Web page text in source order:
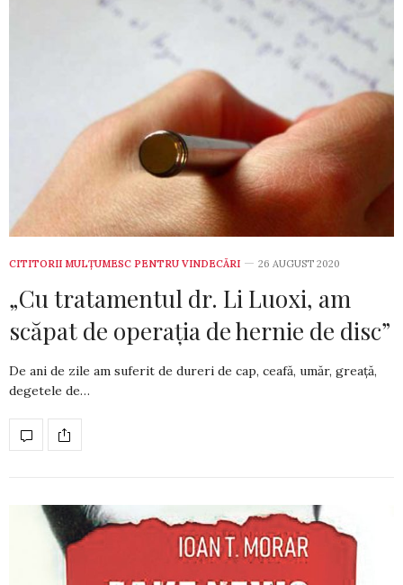
CITITORII MULȚUMESC PENTRU VINDECĂRI 26 AUGUST 2020
„Cu tratamentul dr. Li Luoxi, am
scăpat de operația de hernie de disc”
De ani de zile am suferit de dureri de cap, cea­fă, umăr, greață,
degetele de…